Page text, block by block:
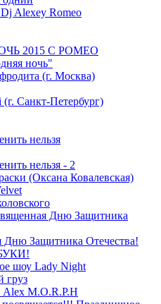
Alexey Romeo
2015 C РОМЕО
ночь"
(г. Москва)
(г. Санкт-Петербург)
нельзя
нельзя - 2
(Оксана Ковалевская)
Дню Защитника
Дню Защитника Отечества!
шоу Lady Night
груз
Alex M.O.R.P.H